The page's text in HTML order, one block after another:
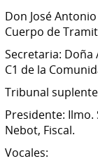
Don José
Cuerpo de
Secretaria: Doña
C1 de la
Tribunal
Presidente:
Nebot, Fiscal.
Vocales: